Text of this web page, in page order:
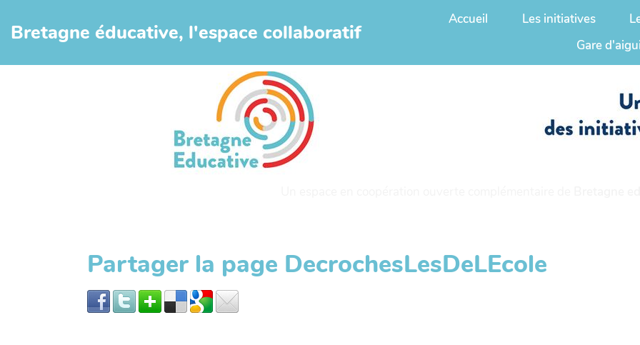
Bretagne éducative, l'espace collaboratif
Accueil Les initiatives
Gare
Partager la page DecrochesLesDeLEcole